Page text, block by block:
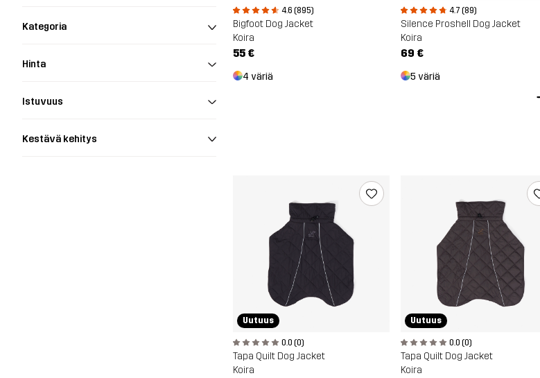
Kategoria
Hinta
Istuvuus
Kestävä kehitys
4.6 (895)
Bigfoot Dog Jacket
Koira
55 €
4 väriä
4.7 (89)
Silence Proshell Dog Jacket
Koira
69 €
5 väriä
Uutuus
0.0 (0)
Tapa Quilt Dog Jacket
Koira
Uutuus
0.0 (0)
Tapa Quilt Dog Jacket
Koira